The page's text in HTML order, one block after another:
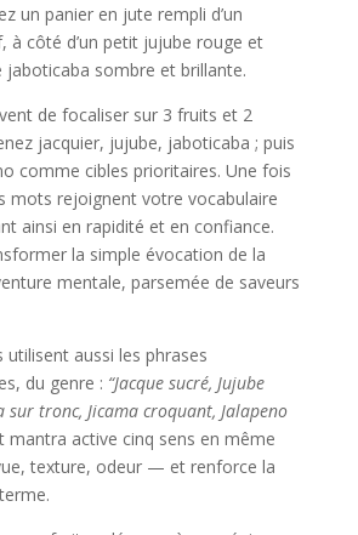
un panier en jute rempli d’un
à côté d’un petit jujube rouge et
jaboticaba sombre et brillante.
de focaliser sur 3 fruits et 2
jacquier, jujube, jaboticaba ; puis
comme cibles prioritaires. Une fois
mots rejoignent votre vocabulaire
ainsi en rapidité et en confiance.
la simple évocation de la
mentale, parsemée de saveurs
utilisent aussi les phrases
du genre : “Jacque sucré, Jujube
sur tronc, Jicama croquant, Jalapeno
mantra active cinq sens en même
texture, odeur — et renforce la